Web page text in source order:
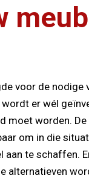
voor de nodige
er wél
moet worden.
om in die
aan te schaffen.
alternatieven